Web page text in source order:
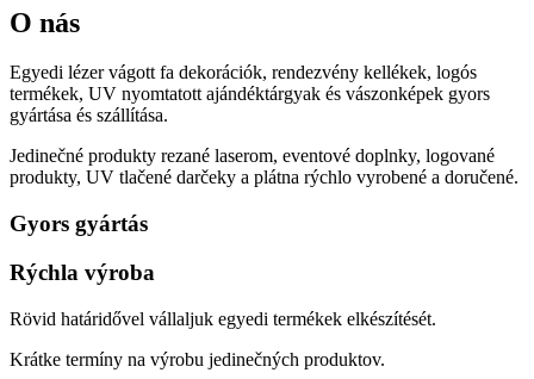
O nás
Egyedi lézer vágott fa dekorációk, rendezvény kellékek, logós
termékek, UV nyomtatott ajándéktárgyak és vászonképek gyors
gyártása és szállítása.
Jedinečné produkty rezané laserom, eventové doplnky, logované
produkty, UV tlačené darčeky a plátna rýchlo vyrobené a doručené.
Gyors gyártás
Rýchla výroba
Rövid határidővel vállaljuk egyedi termékek elkészítését.
Krátke termíny na výrobu jedinečných produktov.